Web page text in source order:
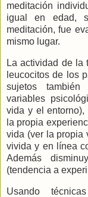
meditación
igual en edad,
meditación, fue
mismo lugar.
La actividad de la
leucocitos de los
sujetos también
variables
vida y el entorno),
la propia
vida (ver la propia
vivida y en línea
Además
(tendencia a
Usando